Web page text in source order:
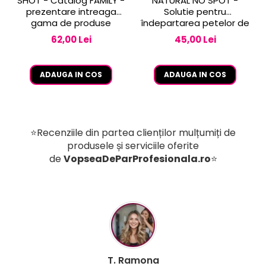
prezentare intreaga
gama de produse
62,00 Lei
ADAUGA IN COS
Solutie pentru
îndepartarea petelor de
vopsea de pe piele 250
ml
45,00 Lei
ADAUGA IN COS
⭐Recenziile din partea clienților mulțumiți de
produsele și serviciile oferite
deVopseaDeParProfesionala.ro⭐
B. Mihaela